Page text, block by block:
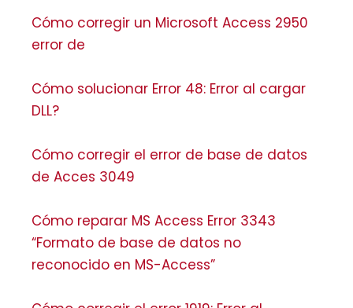
Cómo corregir un Microsoft Access 2950
error de
Cómo solucionar Error 48: Error al cargar
DLL?
Cómo corregir el error de base de datos
de Acces 3049
Cómo reparar MS Access Error 3343
“Formato de base de datos no
reconocido en MS-Access”